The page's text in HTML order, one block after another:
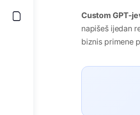
Custom GPT-
napišeš ijedan
biznis primene